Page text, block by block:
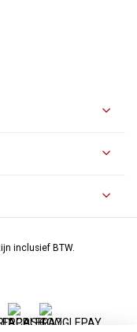
inclusief BTW.